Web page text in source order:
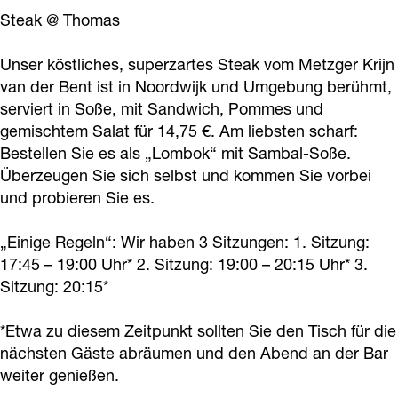
f
o
k
a
a
l
o
f
l
o
k
a
a
r
e
f
l
o
k
a
l
e
l
o
k
a
a
l
P
o
e
f
l
o
k
a
l
Steak @ Thomas
Unser köstliches, superzartes Steak vom Metzger Krijn
van der Bent ist in Noordwijk und Umgebung berühmt,
serviert in Soße, mit Sandwich, Pommes und
gemischtem Salat für 14,75 €. Am liebsten scharf:
Bestellen Sie es als „Lombok“ mit Sambal-Soße.
Überzeugen Sie sich selbst und kommen Sie vorbei
und probieren Sie es.
„Einige Regeln“: Wir haben 3 Sitzungen: 1. Sitzung:
17:45 – 19:00 Uhr* 2. Sitzung: 19:00 – 20:15 Uhr* 3.
Sitzung: 20:15*
*Etwa zu diesem Zeitpunkt sollten Sie den Tisch für die
nächsten Gäste abräumen und den Abend an der Bar
weiter genießen.